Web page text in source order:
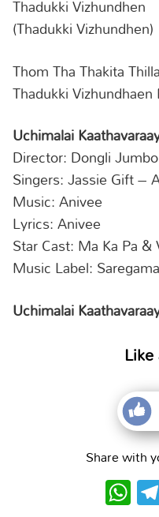
Thadukki Vizhundhen
(Thadukki Vizhundhen)
Thom Tha Thakita
Thadukki
Uchimalai
Director: Dongli Jumbo
Singers: Jassie Gift –
Music: Anivee
Lyrics: Anivee
Star Cast: Ma Ka Pa
Music Label:
Uchimalai
Share with